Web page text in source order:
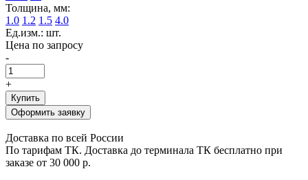
Толщина, мм:
1.0 1.2 1.5 4.0
Ед.изм.: шт.
Цена по запросу
-
+
Купить
Оформить заявку
Доставка по всей России
По тарифам ТК. Доставка до терминала ТК бесплатно при
заказе от 30 000 р.